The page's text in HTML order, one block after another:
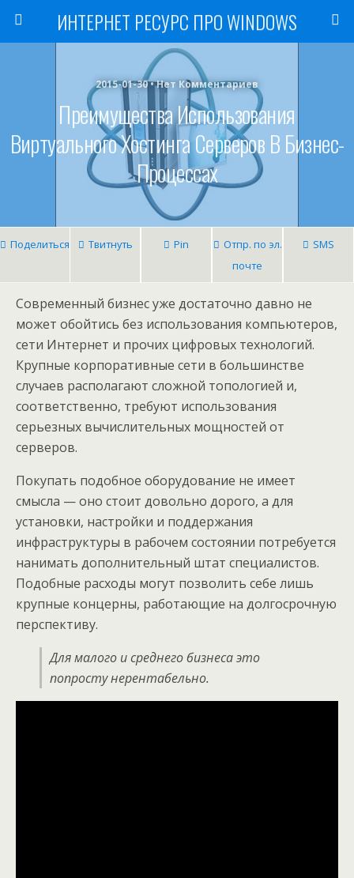
ИНТЕРНЕТ РЕСУРС ПРО WINDOWS
2015-01-30 • Нет Комментариев
Преимущества Использования
Виртуального Хостинга Серверов В Бизнес-
Процессах
Поделиться Твитнуть Pin
Отпр. по эл.
почте
SMS
Современный бизнес уже достаточно давно не
может обойтись без использования компьютеров,
сети Интернет и прочих цифровых технологий.
Крупные корпоративные сети в большинстве
случаев располагают сложной топологией и,
соответственно, требуют использования
серьезных вычислительных мощностей от
серверов.
Покупать подобное оборудование не имеет
смысла — оно стоит довольно дорого, а для
установки, настройки и поддержания
инфраструктуры в рабочем состоянии потребуется
нанимать дополнительный штат специалистов.
Подобные расходы могут позволить себе лишь
крупные концерны, работающие на долгосрочную
перспективу.
Для малого и среднего бизнеса это
попросту нерентабельно.